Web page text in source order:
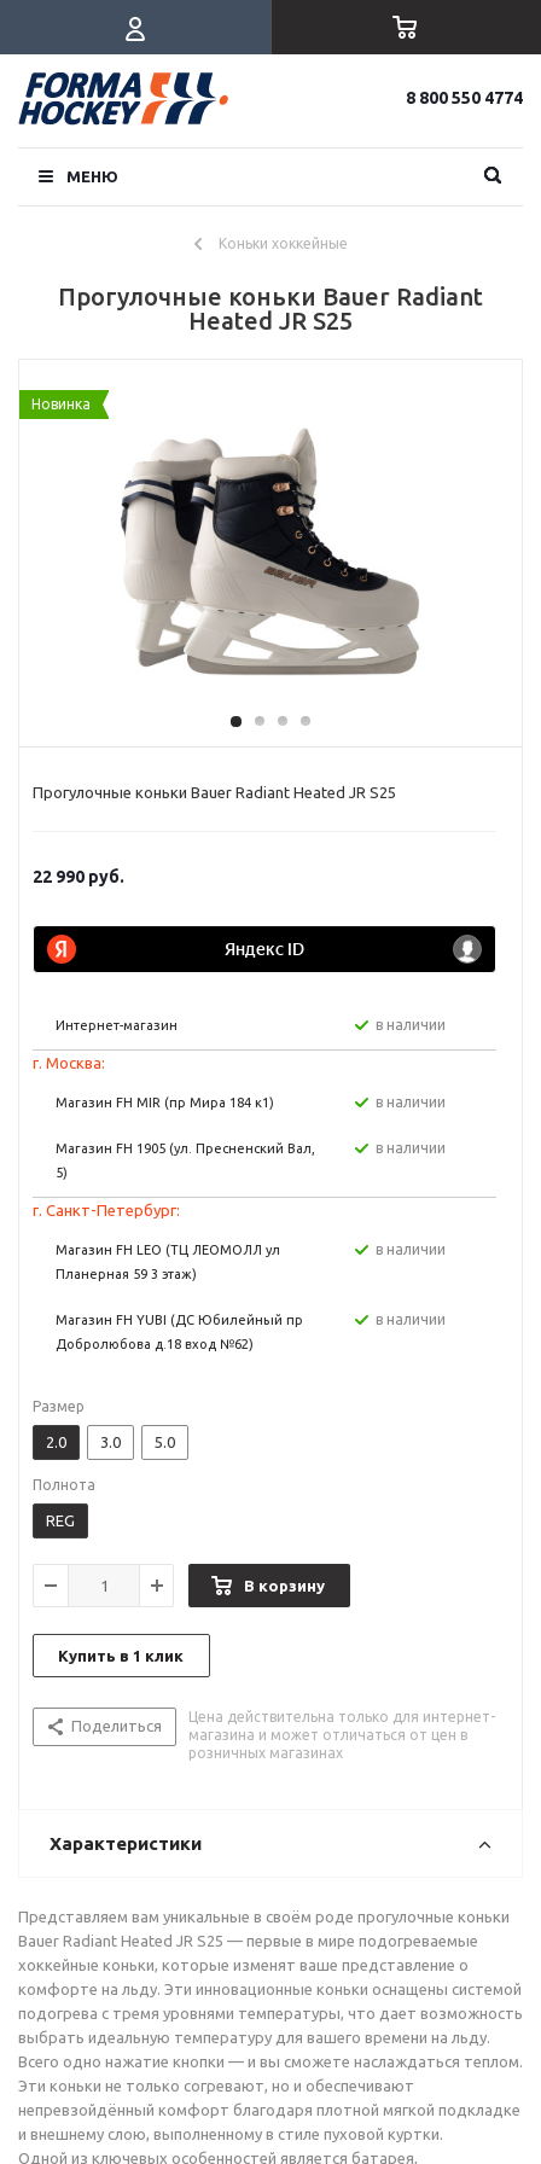
8 800 550 4774
МЕНЮ
Коньки хоккейные
Прогулочные коньки Bauer Radiant
Heated JR S25
Новинка
Прогулочные коньки Bauer Radiant Heated JR S25
22 990 руб.
Интернет-магазин в наличии
г. Москва:
Магазин FH MIR (пр Мира 184 к1) в наличии
Магазин FH 1905 (ул. Пресненский Вал,
5)
в наличии
г. Санкт-Петербург:
Магазин FH LEO (ТЦ ЛЕОМОЛЛ ул
Планерная 59 3 этаж)
в наличии
Магазин FH YUBI (ДС Юбилейный пр
Добролюбова д.18 вход №62)
в наличии
Размер
2.0 3.0 5.0
Полнота
REG
В корзину
Купить в 1 клик
Поделиться
Цена действительна только для интернет-
магазина и может отличаться от цен в
розничных магазинах
Характеристики
Представляем вам уникальные в своём роде прогулочные коньки
Bauer Radiant Heated JR S25 — первые в мире подогреваемые
хоккейные коньки, которые изменят ваше представление о
комфорте на льду. Эти инновационные коньки оснащены системой
подогрева с тремя уровнями температуры, что дает возможность
выбрать идеальную температуру для вашего времени на льду.
Всего одно нажатие кнопки — и вы сможете наслаждаться теплом.
Эти коньки не только согревают, но и обеспечивают
непревзойдённый комфорт благодаря плотной мягкой подкладке
и внешнему слою, выполненному в стиле пуховой куртки.
Одной из ключевых особенностей является батарея,